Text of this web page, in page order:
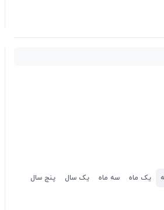
یک ماه سه ماه یک سال پنج سال